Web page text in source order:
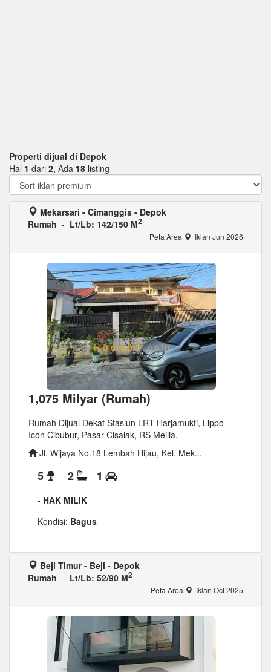
Properti dijual di Depok
Hal 1 dari 2, Ada 18 listing
Mekarsari - Cimanggis - Depok
Rumah - Lt/Lb: 142/150 M2
Peta Area Iklan Jun 2026
1,075 Milyar (Rumah)
Rumah Dijual Dekat Stasiun LRT Harjamukti, Lippo
Icon Cibubur, Pasar Cisalak, RS Meilia.
Jl. Wijaya No.18 Lembah Hijau, Kel. Mek...
5 2 1
- HAK MILIK
Kondisi: Bagus
Beji Timur - Beji - Depok
Rumah - Lt/Lb: 52/90 M2
Peta Area Iklan Oct 2025